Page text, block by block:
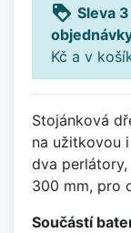
loyalty Sleva
Kč a v
Stojánková
na užitkovou
dva
300 mm, pro
Součástí